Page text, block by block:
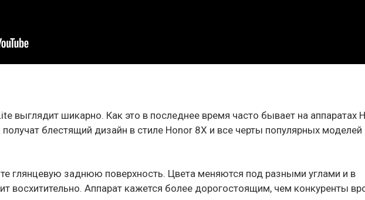
выглядит шикарно. Как это в последнее время часто бывает на аппаратах
блестящий дизайн в стиле Honor 8X и все черты популярных
глянцевую заднюю поверхность. Цвета меняются под разными углами и в
восхитительно. Аппарат кажется более дорогостоящим, чем конкуренты